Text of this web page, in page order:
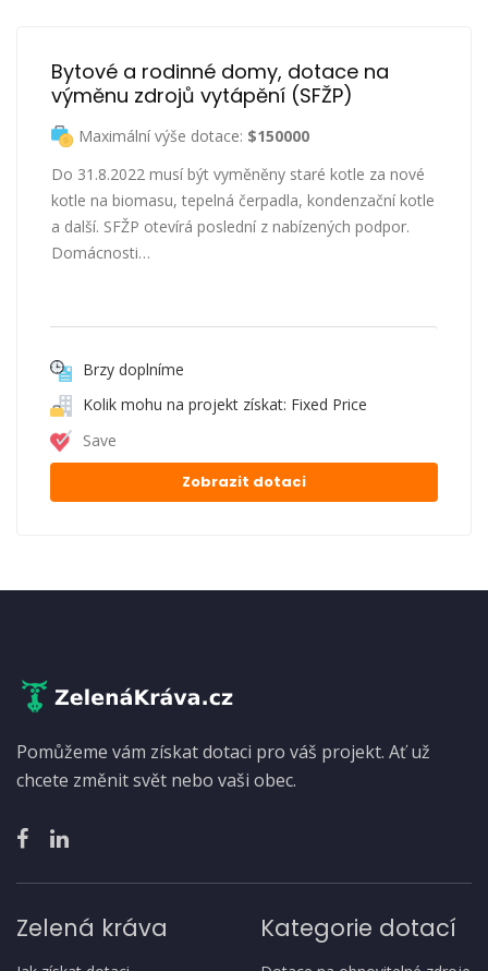
Bytové a rodinné domy, dotace na
výměnu zdrojů vytápění (SFŽP)
Maximální výše dotace: $150000
Do 31.8.2022 musí být vyměněny staré kotle za nové
kotle na biomasu, tepelná čerpadla, kondenzační kotle
a další. SFŽP otevírá poslední z nabízených podpor.
Domácnosti…
Brzy doplníme
Kolik mohu na projekt získat: Fixed Price
Save
Zobrazit dotaci
Pomůžeme vám získat dotaci pro váš projekt. Ať už
chcete změnit svět nebo vaši obec.
Zelená kráva Kategorie dotací